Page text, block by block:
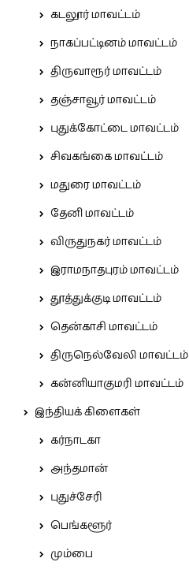
கடலூர் மாவட்டம்
நாகப்பட்டினம் மாவட்டம்
திருவாரூர் மாவட்டம்
தஞ்சாவூர் மாவட்டம்
புதுக்கோட்டை மாவட்டம்
சிவகங்கை மாவட்டம்
மதுரை மாவட்டம்
தேனி மாவட்டம்
விருதுநகர் மாவட்டம்
இராமநாதபுரம் மாவட்டம்
தூத்துக்குடி மாவட்டம்
தென்காசி மாவட்டம்
திருநெல்வேலி மாவட்டம்
கன்னியாகுமரி மாவட்டம்
இந்தியக் கிளைகள்
கர்நாடகா
அந்தமான்
புதுச்சேரி
பெங்களூர்
மும்பை